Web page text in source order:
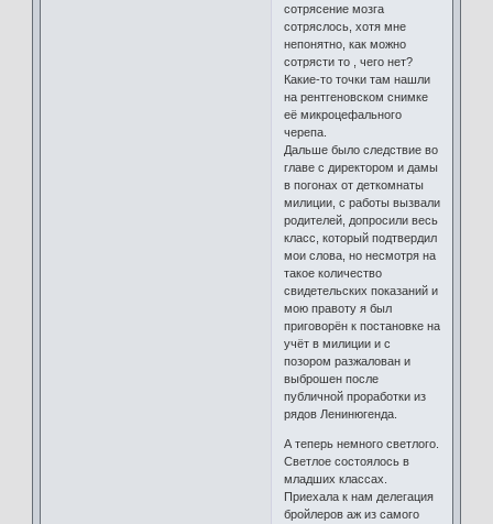
сотрясение мозга
сотряслось, хотя мне
непонятно, как можно
сотрясти то , чего нет?
Какие-то точки там нашли
на рентгеновском снимке
её микроцефального
черепа.
Дальше было следствие во
главе с директором и дамы
в погонах от деткомнаты
милиции, с работы вызвали
родителей, допросили весь
класс, который подтвердил
мои слова, но несмотря на
такое количество
свидетельских показаний и
мою правоту я был
приговорён к постановке на
учёт в милиции и с
позором разжалован и
выброшен после
публичной проработки из
рядов Ленинюгенда.
А теперь немного светлого.
Светлое состоялось в
младших классах.
Приехала к нам делегация
бройлеров аж из самого